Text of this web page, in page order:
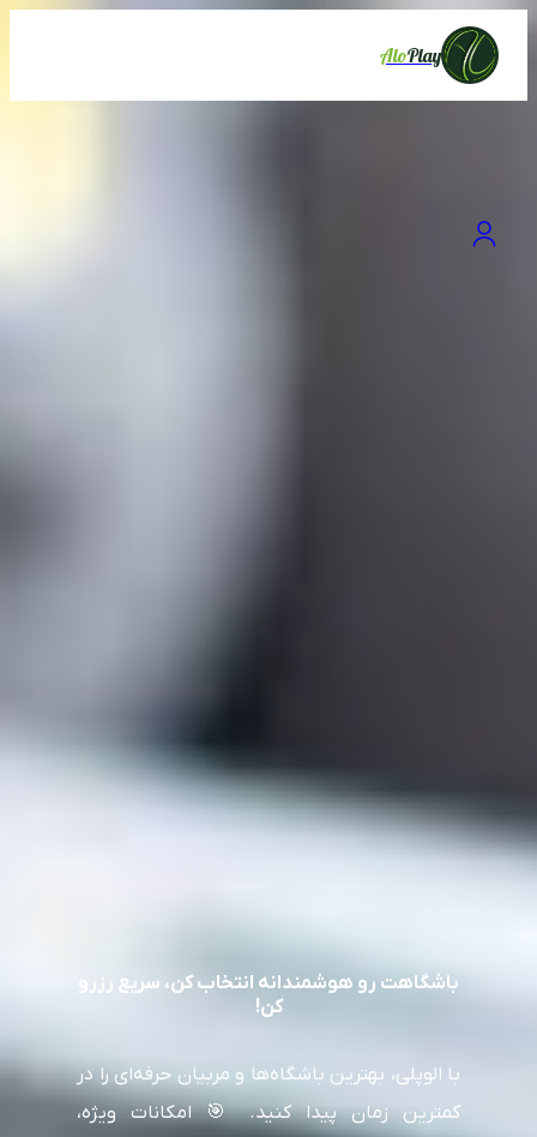
AloPlay
از 2,000,000 تومان
باشگاهت رو هوشمندانه انتخاب کن، سریع رزرو
کن!
با الوپلی، بهترین باشگاه‌ها و مربیان حرفه‌ای را در
کمترین زمان پیدا کنید. 🎯 امکانات ویژه،